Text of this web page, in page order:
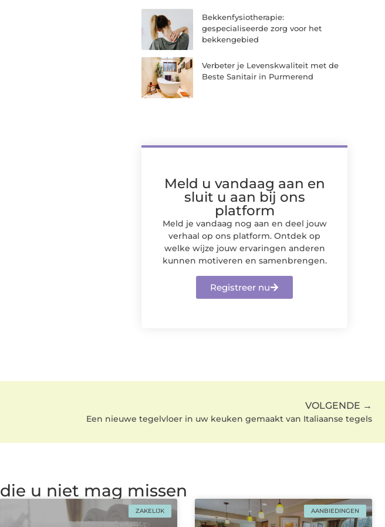
Bekkenfysiotherapie:
gespecialiseerde zorg voor het
bekkengebied
Verbeter je Levenskwaliteit met de
Beste Sanitair in Purmerend
Meld u vandaag aan en
sluit u aan bij ons
platform
Meld je vandaag nog aan en deel jouw
verhaal op ons platform. Ontdek op
welke wijze jouw ervaringen anderen
kunnen motiveren en samenbrengen.
Registreer nu
VOLGENDE →
Een nieuwe tegelvloer in uw keuken gemaakt van Italiaanse tegels
die u niet mag missen
ZAKELIJK AANBIEDINGEN